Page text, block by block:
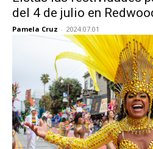
del 4 de julio en
Pamela Cruz - 2024.07.01